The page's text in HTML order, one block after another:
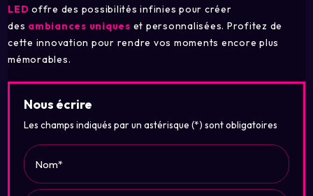
LED offre des possibilités infinies pour créer
des ambiances uniques et personnalisées. Profitez de
cette innovation pour rendre vos moments encore plus
mémorables.
Nous écrire
Les champs indiqués par un astérisque (*) sont obligatoires
Nom*